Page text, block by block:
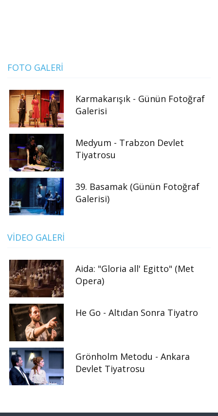
FOTO GALERI
Karmakarışık - Günün Fotoğraf
Galerisi
Medyum - Trabzon Devlet
Tiyatrosu
39. Basamak (Günün Fotoğraf
Galerisi)
VIDEO GALERI
Aida: "Gloria all' Egitto" (Met
Opera)
He Go - Altıdan Sonra Tiyatro
Grönholm Metodu - Ankara
Devlet Tiyatrosu